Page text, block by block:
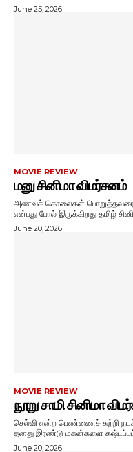
June 25, 2026
MOVIE REVIEW
மனு சினிமா விமர்சனம்
அணவக் கொலைகள் பொறுத்தவரை
என்பது போல் இருக்கிறது தமிழ்
June 20, 2026
MOVIE REVIEW
நூறு சாமி சினிமா
செல்வி என்ற பெண்ணைச் சுற்றி நடக்கிற
தனது இரண்டு மகன்களை
June 20, 2026